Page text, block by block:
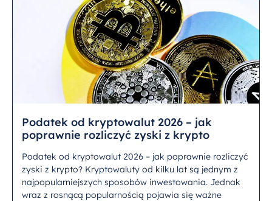
Podatek od kryptowalut 2026 – jak
poprawnie rozliczyć zyski z krypto
Podatek od kryptowalut 2026 – jak poprawnie rozliczyć
zyski z krypto? Kryptowaluty od kilku lat są jednym z
najpopularniejszych sposobów inwestowania. Jednak
wraz z rosnącą popularnością pojawia się ważne